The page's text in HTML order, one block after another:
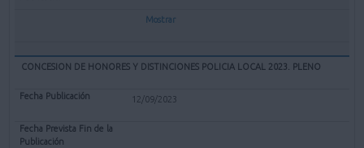
Mostrar
CONCESION DE HONORES Y DISTINCIONES POLICIA LOCAL 2023. PLENO
12/09/2023